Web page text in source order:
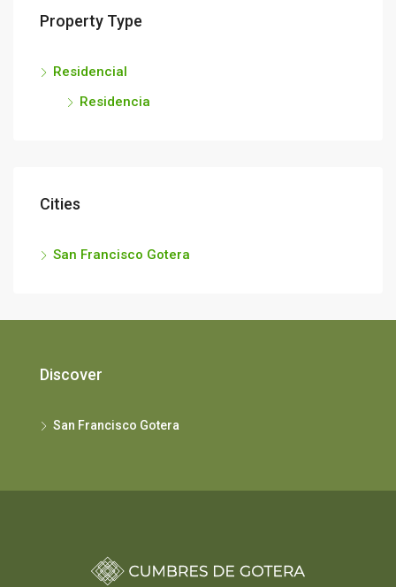
Property Type
Residencial
Residencia
Cities
San Francisco Gotera
Discover
San Francisco Gotera